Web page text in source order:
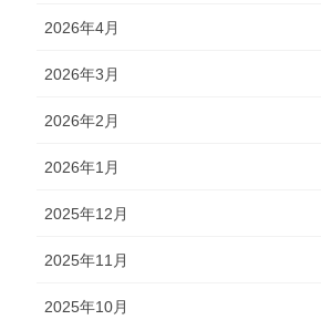
2026年4月
2026年3月
2026年2月
2026年1月
2025年12月
2025年11月
2025年10月